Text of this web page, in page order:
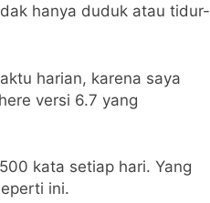
hanya duduk atau tidur-
harian, karena saya
versi 6.7 yang
kata setiap hari. Yang
ini.